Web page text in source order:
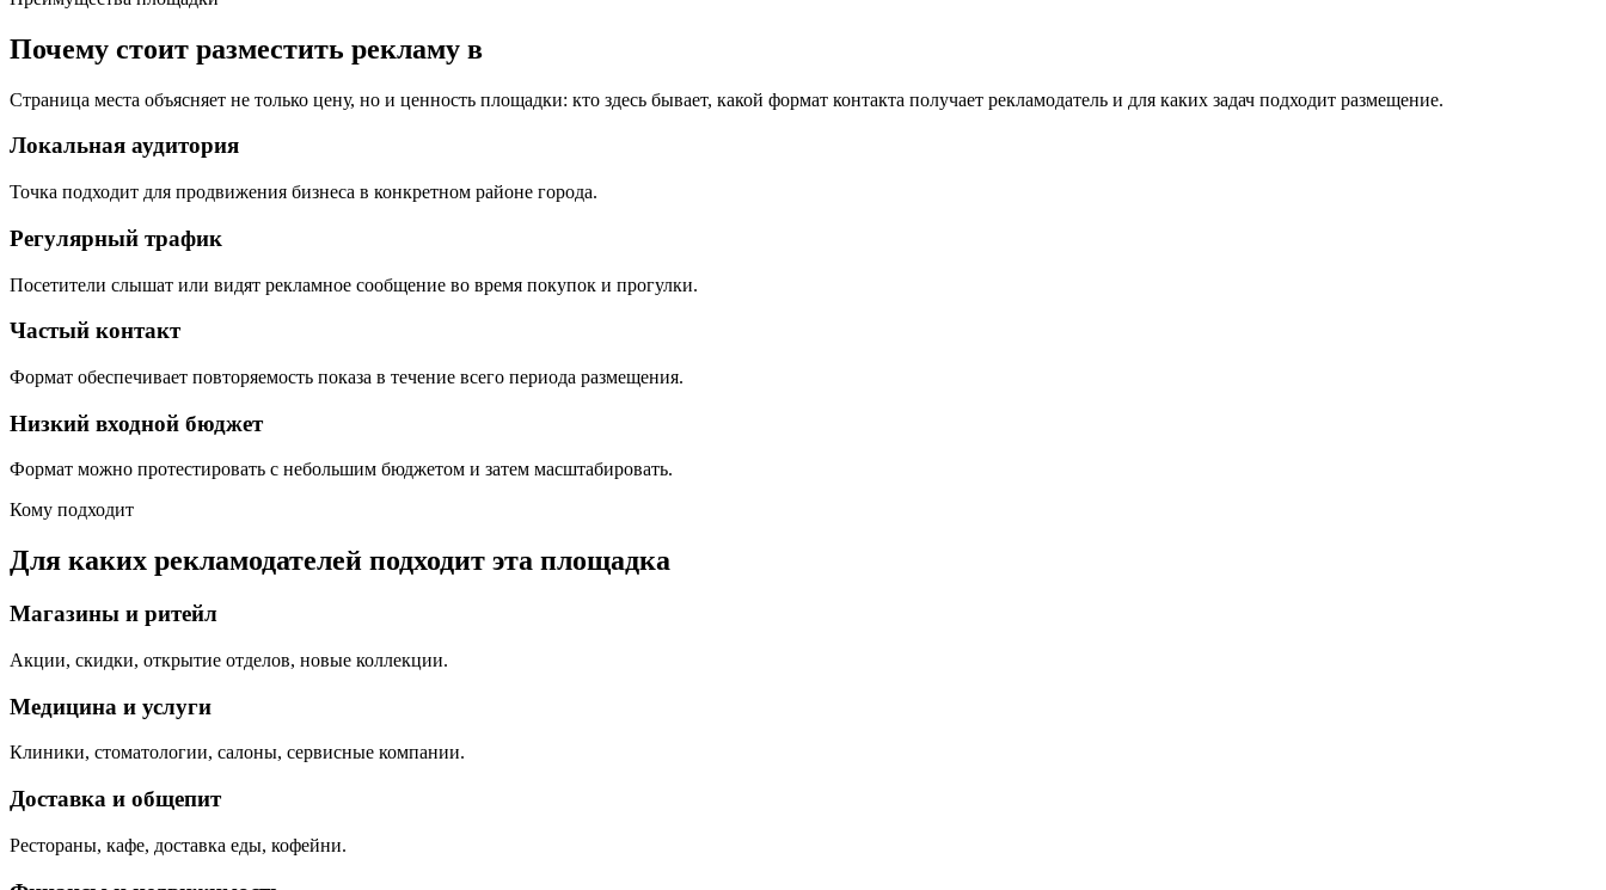
Почему стоит разместить рекламу в
Страница места объясняет не только цену, но и ценность площадки: кто здесь бывает, какой формат контакта получает рекламодатель и для каких задач подходит размещение.
Локальная аудитория
Точка подходит для продвижения бизнеса в конкретном районе города.
Регулярный трафик
Посетители слышат или видят рекламное сообщение во время покупок и прогулки.
Частый контакт
Формат обеспечивает повторяемость показа в течение всего периода размещения.
Низкий входной бюджет
Формат можно протестировать с небольшим бюджетом и затем масштабировать.
Кому подходит
Для каких рекламодателей подходит эта площадка
Магазины и ритейл
Акции, скидки, открытие отделов, новые коллекции.
Медицина и услуги
Клиники, стоматологии, салоны, сервисные компании.
Доставка и общепит
Рестораны, кафе, доставка еды, кофейни.